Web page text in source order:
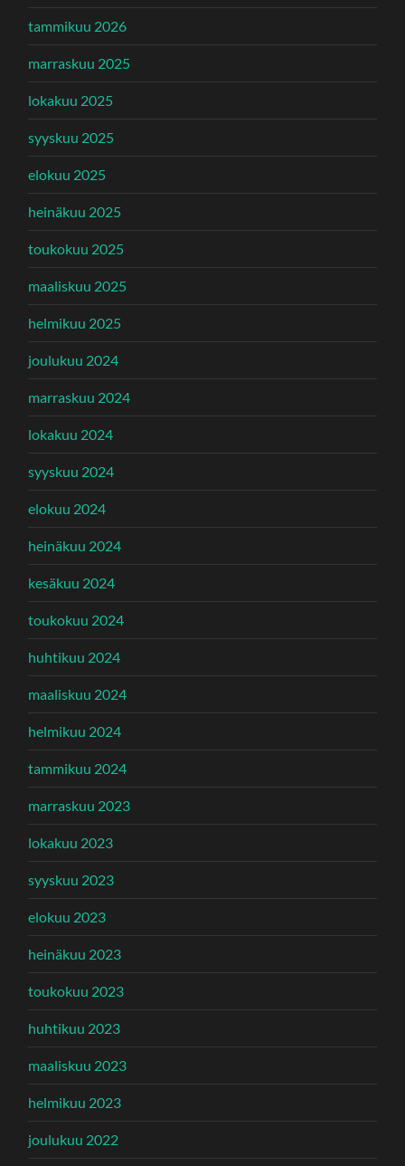
tammikuu 2026
marraskuu 2025
lokakuu 2025
syyskuu 2025
elokuu 2025
heinäkuu 2025
toukokuu 2025
maaliskuu 2025
helmikuu 2025
joulukuu 2024
marraskuu 2024
lokakuu 2024
syyskuu 2024
elokuu 2024
heinäkuu 2024
kesäkuu 2024
toukokuu 2024
huhtikuu 2024
maaliskuu 2024
helmikuu 2024
tammikuu 2024
marraskuu 2023
lokakuu 2023
syyskuu 2023
elokuu 2023
heinäkuu 2023
toukokuu 2023
huhtikuu 2023
maaliskuu 2023
helmikuu 2023
joulukuu 2022